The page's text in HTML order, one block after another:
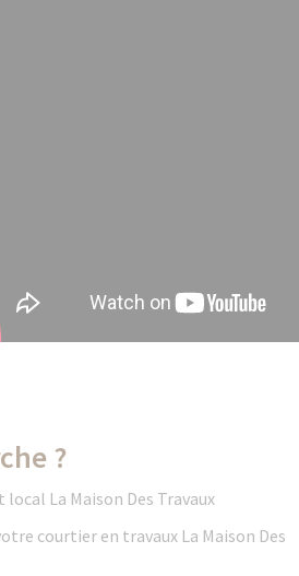
?
La Maison Des Travaux
courtier en travaux La Maison Des